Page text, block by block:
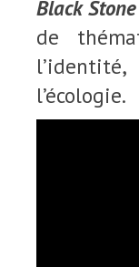
Black Stone
de
l’écologie.